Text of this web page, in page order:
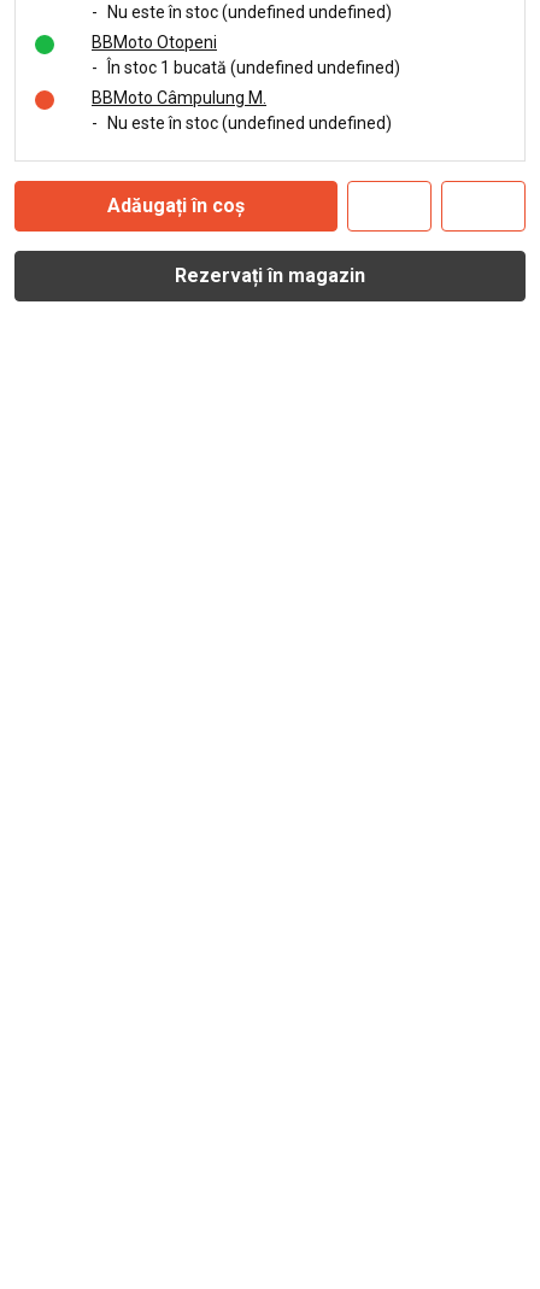
-
Nu este în stoc (undefined undefined)
BBMoto Otopeni
-
În stoc 1 bucată (undefined undefined)
BBMoto Câmpulung M.
-
Nu este în stoc (undefined undefined)
Adăugați în coș
Rezervați în magazin